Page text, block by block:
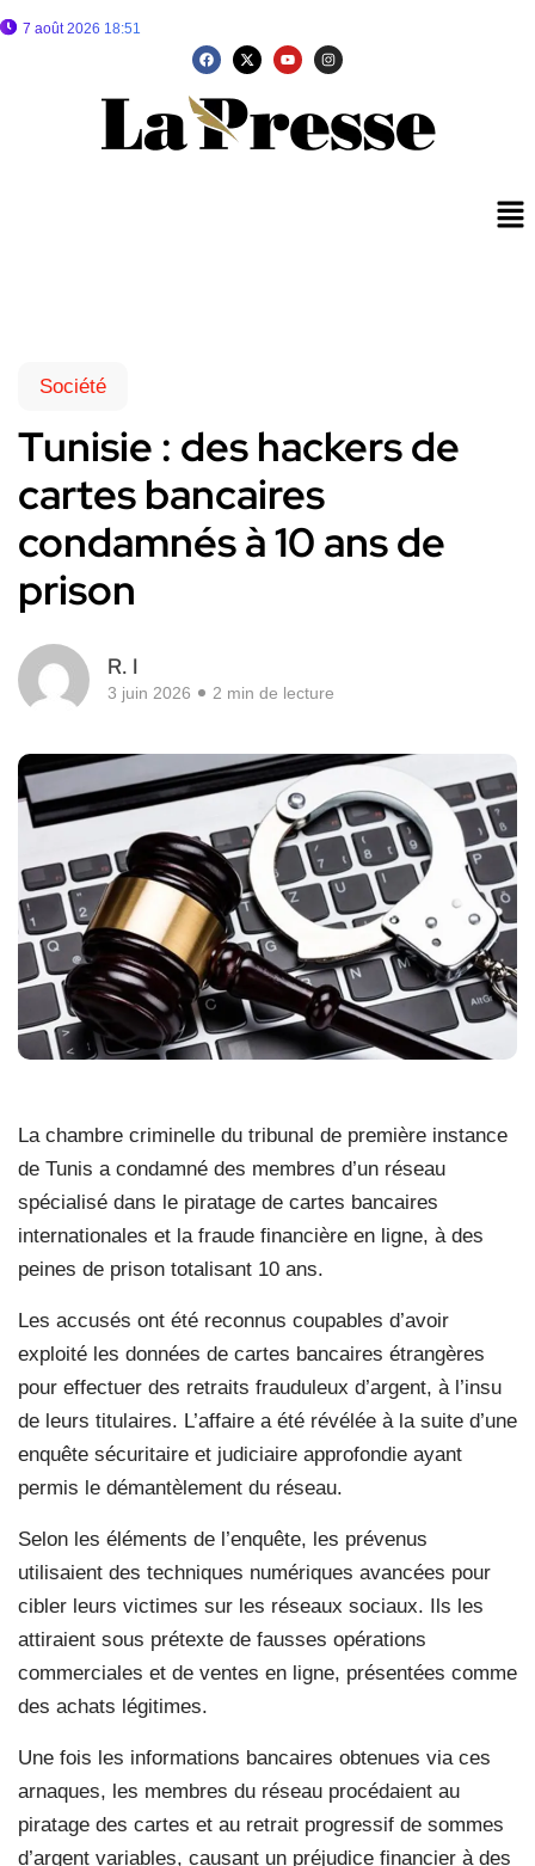
7 août 2026 18:51
Société
Tunisie : des hackers de
cartes bancaires
condamnés à 10 ans de
prison
R. I
3 juin 2026 2 min de lecture
La chambre criminelle du tribunal de première instance
de Tunis a condamné des membres d’un réseau
spécialisé dans le piratage de cartes bancaires
internationales et la fraude financière en ligne, à des
peines de prison totalisant 10 ans.
Les accusés ont été reconnus coupables d’avoir
exploité les données de cartes bancaires étrangères
pour effectuer des retraits frauduleux d’argent, à l’insu
de leurs titulaires. L’affaire a été révélée à la suite d’une
enquête sécuritaire et judiciaire approfondie ayant
permis le démantèlement du réseau.
Selon les éléments de l’enquête, les prévenus
utilisaient des techniques numériques avancées pour
cibler leurs victimes sur les réseaux sociaux. Ils les
attiraient sous prétexte de fausses opérations
commerciales et de ventes en ligne, présentées comme
des achats légitimes.
Une fois les informations bancaires obtenues via ces
arnaques, les membres du réseau procédaient au
piratage des cartes et au retrait progressif de sommes
d’argent variables, causant un préjudice financier à des